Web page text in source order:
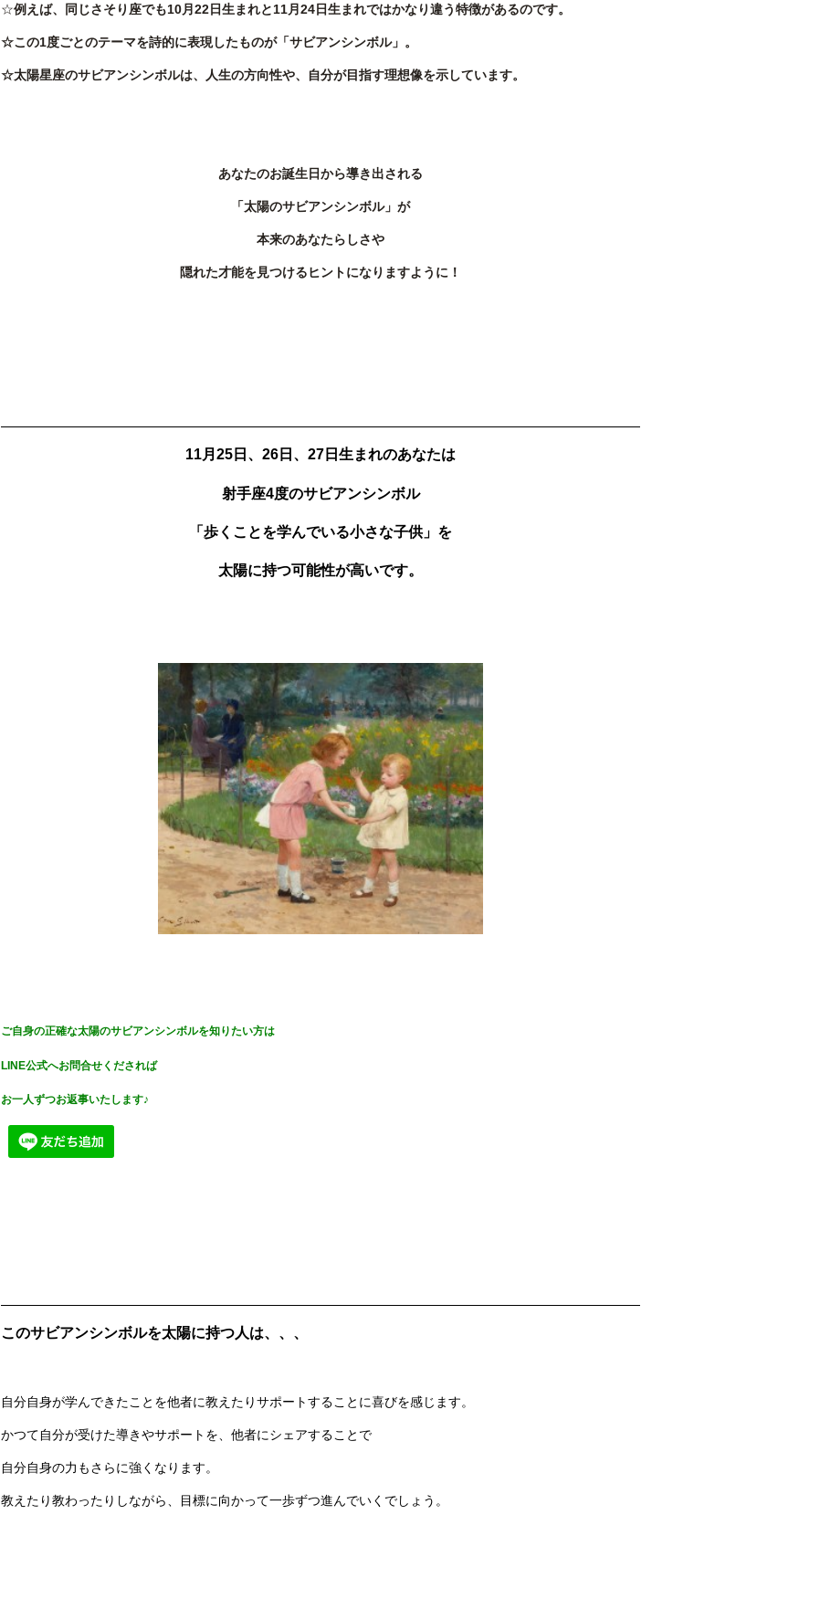
☆例えば、同じさそり座でも10月22日生まれと11月24日生まれではかなり違う特徴があるのです。
☆この1度ごとのテーマを詩的に表現したものが「サビアンシンボル」。
☆太陽星座のサビアンシンボルは、人生の方向性や、自分が目指す理想像を示しています。
あなたのお誕生日から導き出される
「太陽のサビアンシンボル」が
本来のあなたらしさや
隠れた才能を見つけるヒントになりますように！
11月25日、26日、27日生まれのあなたは
射手座4度のサビアンシンボル
「歩くことを学んでいる小さな子供」を
太陽に持つ可能性が高いです。
ご自身の正確な太陽のサビアンシンボルを知りたい方は
LINE公式へお問合せくだされば
お一人ずつお返事いたします♪
このサビアンシンボルを太陽に持つ人は、、、
自分自身が学んできたことを他者に教えたりサポートすることに喜びを感じます。
かつて自分が受けた導きやサポートを、他者にシェアすることで
自分自身の力もさらに強くなります。
教えたり教わったりしながら、目標に向かって一歩ずつ進んでいくでしょう。